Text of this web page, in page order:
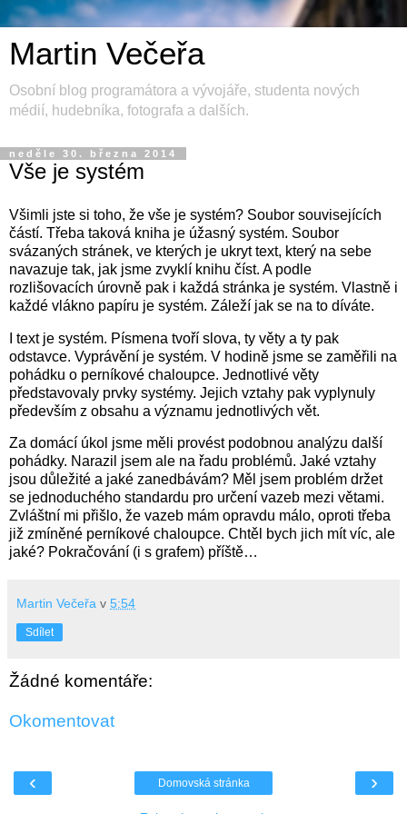
Martin Večeřa
Osobní blog programátora a vývojáře, studenta nových
médií, hudebníka, fotografa a dalších.
neděle 30. března 2014
Vše je systém
Všimli jste si toho, že vše je systém? Soubor souvisejících
částí. Třeba taková kniha je úžasný systém. Soubor
svázaných stránek, ve kterých je ukryt text, který na sebe
navazuje tak, jak jsme zvyklí knihu číst. A podle
rozlišovacích úrovně pak i každá stránka je systém. Vlastně i
každé vlákno papíru je systém. Záleží jak se na to díváte.
I text je systém. Písmena tvoří slova, ty věty a ty pak
odstavce. Vyprávění je systém. V hodině jsme se zaměřili na
pohádku o perníkové chaloupce. Jednotlivé věty
představovaly prvky systémy. Jejich vztahy pak vyplynuly
především z obsahu a významu jednotlivých vět.
Za domácí úkol jsme měli provést podobnou analýzu další
pohádky. Narazil jsem ale na řadu problémů. Jaké vztahy
jsou důležité a jaké zanedbávám? Měl jsem problém držet
se jednoduchého standardu pro určení vazeb mezi větami.
Zvláštní mi přišlo, že vazeb mám opravdu málo, oproti třeba
již zmíněné perníkové chaloupce. Chtěl bych jich mít víc, ale
jaké? Pokračování (i s grafem) příště…
Martin Večeřa v 5:54
Sdílet
Žádné komentáře:
Okomentovat
‹ ›
Domovská stránka